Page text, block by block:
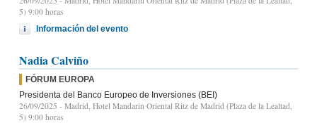
5) 9:00 horas
Información del evento
Nadia Calviño
FÓRUM EUROPA
Presidenta del Banco Europeo de Inversiones (BEI)
26/09/2025 - Madrid, Hotel Mandarin Oriental Ritz de Madrid (Plaza de la Lealtad,
5) 9:00 horas